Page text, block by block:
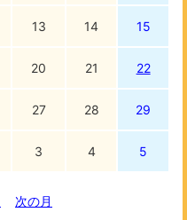
13 14 15
20 21 22
27 28 29
3 4 5
次の月